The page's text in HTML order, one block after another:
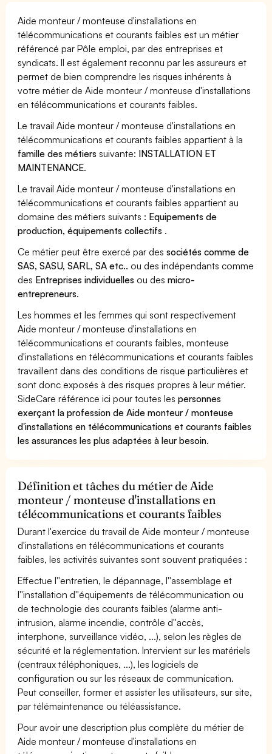
Aide monteur / monteuse d'installations en
télécommunications et courants faibles est un métier
référencé par Pôle emploi, par des entreprises et
syndicats. Il est également reconnu par les assureurs et
permet de bien comprendre les risques inhérents à
votre métier de Aide monteur / monteuse d'installations
en télécommunications et courants faibles.
Le travail Aide monteur / monteuse d'installations en
télécommunications et courants faibles appartient à la
famille des métiers suivante: INSTALLATION ET
MAINTENANCE.
Le travail Aide monteur / monteuse d'installations en
télécommunications et courants faibles appartient au
domaine des métiers suivants : Equipements de
production, équipements collectifs .
Ce métier peut être exercé par dessociétés comme de
SAS, SASU, SARL, SA etc.. ou des indépendants comme
des Entreprises individuelles ou desmicro-
entrepreneurs.
Les hommes et les femmes qui sont respectivement
Aide monteur / monteuse d'installations en
télécommunications et courants faibles, monteuse
d'installations en télécommunications et courants faibles
travaillent dans des conditions de risque particulières et
sont donc exposés à des risques propres à leur métier.
SideCare référence ici pour toutes lespersonnes
exerçant la profession de Aide monteur / monteuse
d'installations en télécommunications et courants faibles
les assurances les plus adaptées à leur besoin.
Définition et tâches du métier de Aide
monteur / monteuse d'installations en
télécommunications et courants faibles
Durant l'exercice du travail de Aide monteur / monteuse
d'installations en télécommunications et courants
faibles, les activités suivantes sont souvent pratiquées :
Effectue l''entretien, le dépannage, l''assemblage et
l''installation d''équipements de télécommunication ou
de technologie des courants faibles (alarme anti-
intrusion, alarme incendie, contrôle d''accès,
interphone, surveillance vidéo, ...), selon les règles de
sécurité et la réglementation. Intervient sur les matériels
(centraux téléphoniques, ...), les logiciels de
configuration ou sur les réseaux de communication.
Peut conseiller, former et assister les utilisateurs, sur site,
par télémaintenance ou téléassistance.
Pour avoir une description plus complète du métier de
Aide monteur / monteuse d'installations en